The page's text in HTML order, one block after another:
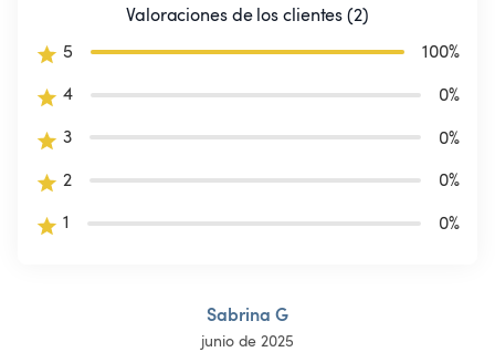
Valoraciones de los clientes (2)
5
100%
4
0%
3
0%
2
0%
1
0%
Sabrina G
junio de 2025